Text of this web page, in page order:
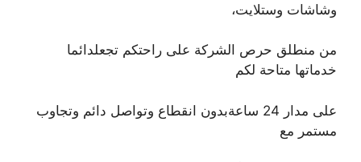
وشاشات وستلايت،
من منطلق حرص الشركة على راحتكم تجعلدائما
خدماتها متاحة لكم
على مدار 24 ساعةبدون انقطاع وتواصل دائم وتجاوب
مستمر مع